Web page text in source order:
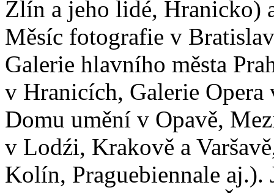
Zlín a jeho lidé, Hranicko)
Měsíc fotografie v
Galerie hlavního města
v Hranicích, Galerie
Domu umění v Opavě,
v Lodźi, Krakově a
Kolín, Praguebiennale aj.).